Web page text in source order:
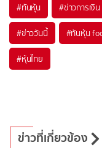
#ทันหุ้น #ข่าวการเงิน
#ข่าววันนี้ #ทันหุ้น
#หุ้นไทย
ข่าวที่เกี่ยวข้อง